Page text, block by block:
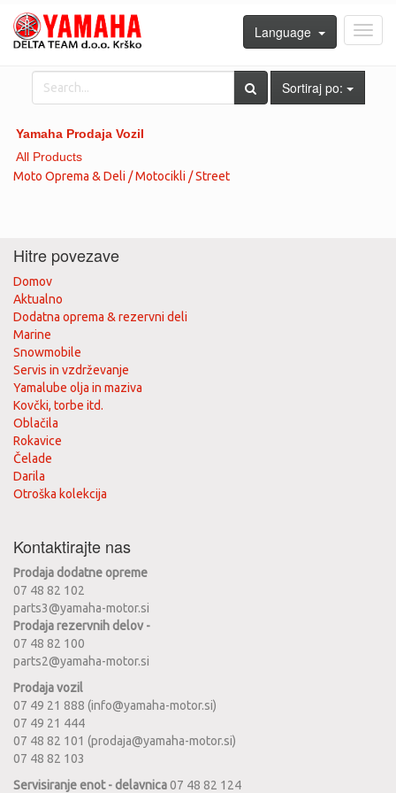
Language
Sortiraj po:
Yamaha Prodaja Vozil
All Products
Moto Oprema & Deli / Motocikli / Street
Hitre povezave
Domov
Aktualno
Dodatna oprema & rezervni deli
Marine
Snowmobile
Servis in vzdrževanje
Yamalube olja in maziva
Kovčki, torbe itd.
Oblačila
Rokavice
Čelade
Darila
Otroška kolekcija
Kontaktirajte nas
Prodaja dodatne opreme
07 48 82 102
parts3@yamaha-motor.si
Prodaja rezervnih delov -
07 48 82 100
parts2@yamaha-motor.si
Prodaja vozil
07 49 21 888 (info@yamaha-motor.si)
07 49 21 444
07 48 82 101 (prodaja@yamaha-motor.si)
07 48 82 103
Servisiranje enot - delavnica07 48 82 124